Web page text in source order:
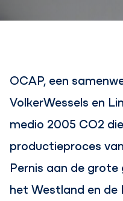
OCAP, een
VolkerWessels en
medio 2005 CO2
productieproces
Pernis aan de
het Westland en de